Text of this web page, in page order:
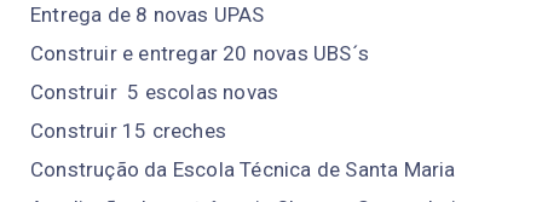
Entrega de 8 novas UPAS
Construir e entregar 20 novas UBS´s
Construir 5 escolas novas
Construir 15 creches
Construção da Escola Técnica de Santa Maria